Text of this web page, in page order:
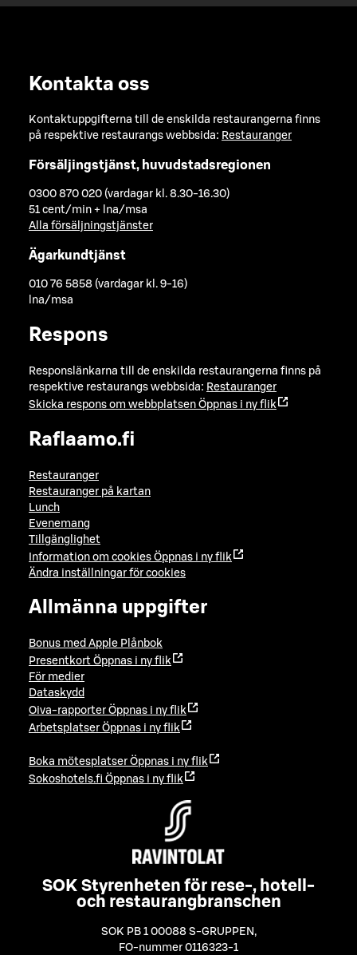
Kontakta oss
Kontaktuppgifterna till de enskilda restaurangerna finns
på respektive restaurangs webbsida: Restauranger
Försäljingstjänst, huvudstadsregionen
0300 870 020 (vardagar kl. 8.30-16.30)
51 cent/min + lna/msa
Alla försäljningstjänster
Ägarkundtjänst
010 76 5858 (vardagar kl. 9-16)
lna/msa
Respons
Responslänkarna till de enskilda restaurangerna finns på
respektive restaurangs webbsida: Restauranger
Skicka respons om webbplatsen Öppnas i ny flik
Raflaamo.fi
Restauranger
Restauranger på kartan
Lunch
Evenemang
Tillgänglighet
Information om cookies Öppnas i ny flik
Ändra inställningar för cookies
Allmänna uppgifter
Bonus med Apple Plånbok
Presentkort Öppnas i ny flik
För medier
Dataskydd
Oiva-rapporter Öppnas i ny flik
Arbetsplatser Öppnas i ny flik
Boka mötesplatser Öppnas i ny flik
Sokoshotels.fi Öppnas i ny flik
SOK Styrenheten för rese-, hotell-
och restaurangbranschen
SOK PB 1 00088 S-GRUPPEN ,
FO-nummer 0116323-1